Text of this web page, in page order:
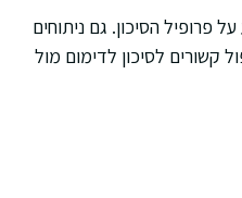
פרופיל הסיכון. גם ניתוחים
קשורים לסיכון לדימום מול